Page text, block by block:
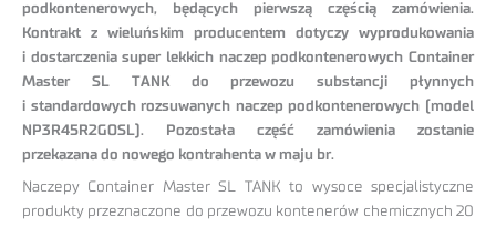
podkontenerowych, będących pierwszą częścią zamówienia.
Kontrakt z wieluńskim producentem dotyczy wyprodukowania
i dostarczenia super lekkich naczep podkontenerowych Container
Master SL TANK do przewozu substancji płynnych
i standardowych rozsuwanych naczep podkontenerowych (model
NP3R45R2GOSL). Pozostała część zamówienia zostanie
przekazana do nowego kontrahenta w maju br.
Naczepy Container Master SL TANK to wysoce specjalistyczne
produkty przeznaczone do przewozu kontenerów chemicznych 20